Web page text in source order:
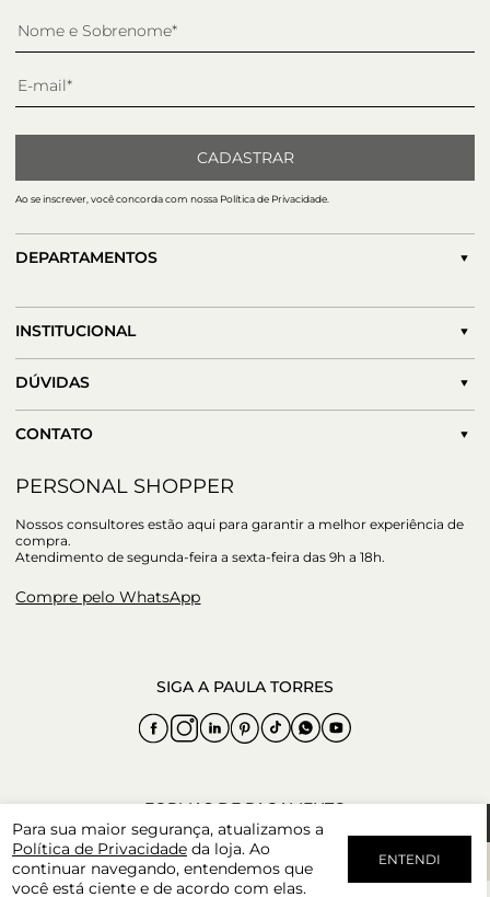
Para sua maior segurança, atualizamos a
Política de Privacidade da loja. Ao
continuar navegando, entendemos que
você está ciente e de acordo com elas.
ENTENDI
CADASTRAR
Ao se inscrever, você concorda com nossa Política de Privacidade.
DEPARTAMENTOS
INSTITUCIONAL
DÚVIDAS
CONTATO
PERSONAL SHOPPER
Nossos consultores estão aqui para garantir a melhor experiência de
compra.
Atendimento de segunda-feira a sexta-feira das 9h a 18h.
Compre pelo WhatsApp